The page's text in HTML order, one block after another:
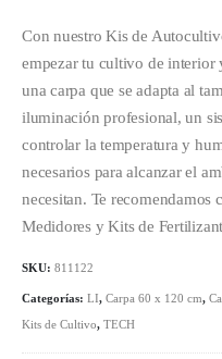
Con nuestro Kis de
empezar tu cultivo de interior
una carpa que se adapta al
iluminación profesional, un
controlar la temperatura y
necesarios para alcanzar el
necesitan. Te recomendamos
Medidores y Kits de
SKU: 811122
Categorías: LI, Carpa 60 x 120 cm,
Kits de Cultivo, TECH